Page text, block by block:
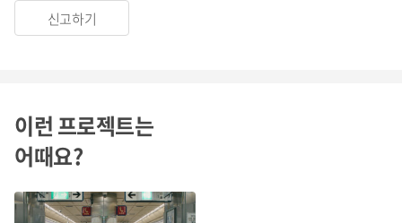
신고하기
이런 프로젝트는
어때요?